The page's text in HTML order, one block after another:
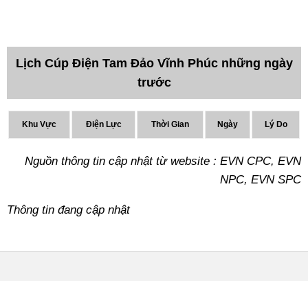
Lịch Cúp Điện Tam Đảo Vĩnh Phúc những ngày
trước
Khu Vực Điện Lực Thời Gian Ngày Lý Do
Nguồn thông tin cập nhật từ website : EVN CPC, EVN
NPC, EVN SPC
Thông tin đang cập nhật